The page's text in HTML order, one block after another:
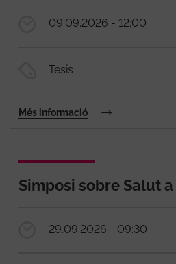
09.09.2026 - 12:00
Tesis
Més informació
Simposi sobre Salut
29.09.2026 - 09:30